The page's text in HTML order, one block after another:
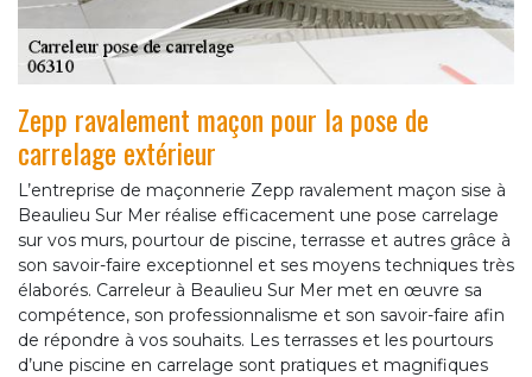
Zepp ravalement maçon pour la pose de
carrelage extérieur
L’entreprise de maçonnerie Zepp ravalement maçon sise à
Beaulieu Sur Mer réalise efficacement une pose carrelage
sur vos murs, pourtour de piscine, terrasse et autres grâce à
son savoir-faire exceptionnel et ses moyens techniques très
élaborés. Carreleur à Beaulieu Sur Mer met en œuvre sa
compétence, son professionnalisme et son savoir-faire afin
de répondre à vos souhaits. Les terrasses et les pourtours
d’une piscine en carrelage sont pratiques et magnifiques